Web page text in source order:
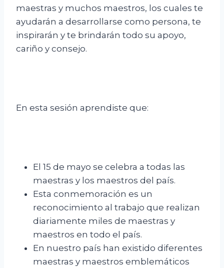
maestras y muchos maestros, los cuales te
ayudarán a desarrollarse como persona, te
inspirarán y te brindarán todo su apoyo,
cariño y consejo.
En esta sesión aprendiste que:
El 15 de mayo se celebra a todas las
maestras y los maestros del país.
Esta conmemoración es un
reconocimiento al trabajo que realizan
diariamente miles de maestras y
maestros en todo el país.
En nuestro país han existido diferentes
maestras y maestros emblemáticos